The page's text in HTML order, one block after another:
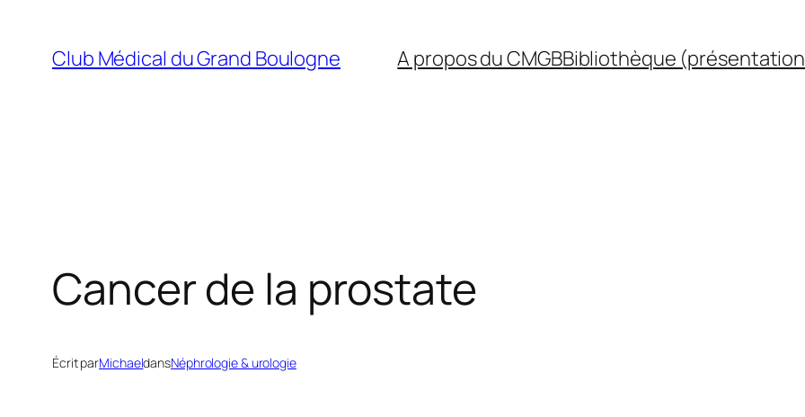
contenu
Club Médical du Grand Boulogne A propos du CMGBBibliothèque
Cancer de la prostate
Écrit parMichaeldansNéphrologie & urologie